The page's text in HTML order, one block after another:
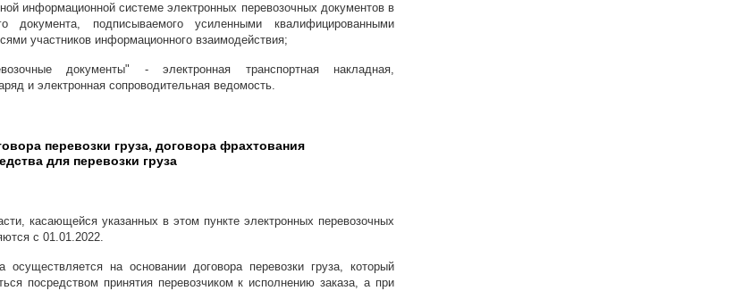
информационной системе электронных перевозочных документов в
документа, подписываемого усиленными квалифицированными
участников информационного взаимодействия;
документы" - электронная транспортная накладная,
и электронная сопроводительная ведомость.
перевозки груза, договора фрахтования
для перевозки груза
касающейся указанных в этом пункте электронных перевозочных
с 01.01.2022.
осуществляется на основании договора перевозки груза, который
посредством принятия перевозчиком к исполнению заказа, а при